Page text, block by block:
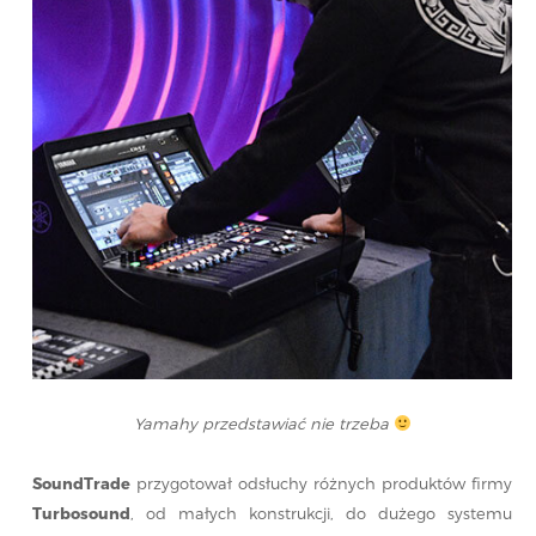
Yamahy przedstawiać nie trzeba
SoundTrade przygotował odsłuchy różnych produktów firmy
Turbosound , od małych konstrukcji, do dużego systemu